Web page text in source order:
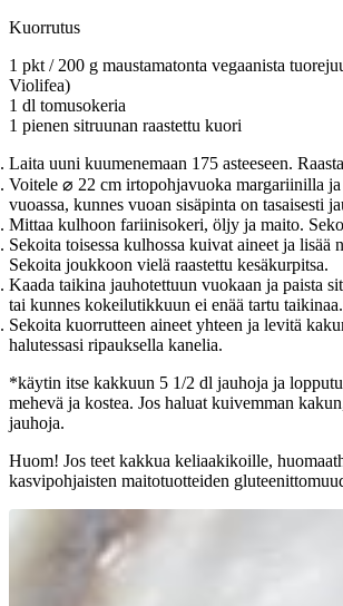
Kuorrutus
1 pkt / 200 g maustamatonta vegaanista
Violifea)
1 dl tomusokeria
1 pienen sitruunan raastettu kuori
Laita uuni kuumenemaan 175 asteeseen.
Voitele ⌀ 22 cm irtopohjavuoka margariinilla
vuoassa, kunnes vuoan sisäpinta on tasaisesti
Mittaa kulhoon fariinisokeri, öljy ja maito.
Sekoita toisessa kulhossa kuivat aineet ja lisää
Sekoita joukkoon vielä raastettu kesäkurpitsa.
Kaada taikina jauhotettuun vuokaan ja paista
tai kunnes kokeilutikkuun ei enää tartu
Sekoita kuorrutteen aineet yhteen ja levitä
halutessasi ripauksella kanelia.
*käytin itse kakkuun 5 1/2 dl jauhoja ja
mehevä ja kostea. Jos haluat kuivemman
jauhoja.
Huom! Jos teet kakkua keliaakikoille,
kasvipohjaisten maitotuotteiden